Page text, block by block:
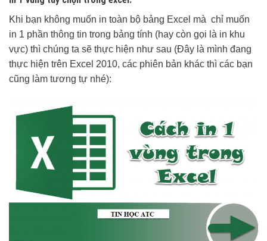
Khi bạn không muốn in toàn bộ bảng Excel mà chỉ muốn
in 1 phần thông tin trong bảng tính (hay còn gọi là in khu
vực) thì chúng ta sẽ thực hiện như sau (Đây là mình đang
thực hiện trên Excel 2010, các phiên bản khác thì các bạn
cũng làm tương tự nhé):